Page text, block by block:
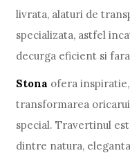
livrata, alaturi de
specializata, astfel
decurga eficient si
Stona ofera
transformarea
special. Travertinul
dintre natura,